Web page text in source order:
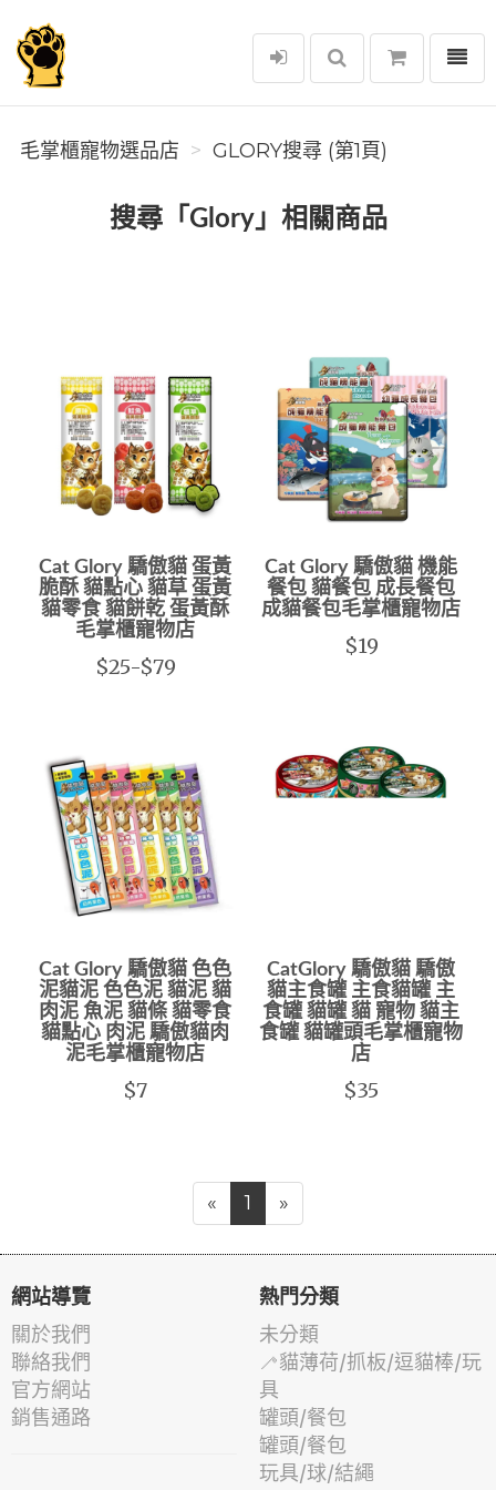
毛掌櫃寵物選品店
選單
毛掌櫃寵物選品店 GLORY搜尋 (第1頁)
搜尋「Glory」相關商品
Cat Glory 驕傲貓 蛋黃
脆酥 貓點心 貓草 蛋黃
貓零食 貓餅乾 蛋黃酥
毛掌櫃寵物店
$25-$79
Cat Glory 驕傲貓 機能
餐包 貓餐包 成長餐包
成貓餐包毛掌櫃寵物店
$19
Cat Glory 驕傲貓 色色
泥貓泥 色色泥 貓泥 貓
肉泥 魚泥 貓條 貓零食
貓點心 肉泥 驕傲貓肉
泥毛掌櫃寵物店
$7
CatGlory 驕傲貓 驕傲
貓主食罐 主食貓罐 主
食罐 貓罐 貓 寵物 貓主
食罐 貓罐頭毛掌櫃寵物
店
$35
« 1 »
網站導覽
關於我們
聯絡我們
官方網站
銷售通路
熱門分類
未分類
🦯貓薄荷/抓板/逗貓棒/玩
具
罐頭/餐包
罐頭/餐包
玩具/球/結繩